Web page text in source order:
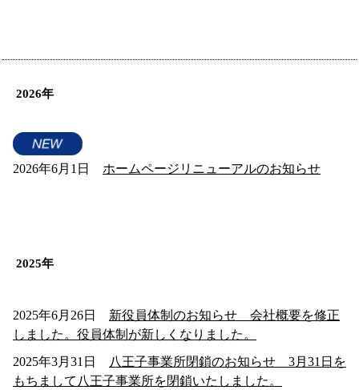
2026年
2026年6月1日 ホームページリニューアルのお知らせ
2025年
2025年6月26日 新役員体制のお知らせ 会社概要を修正
しました。役員体制が新しくなりました。
2025年3月31日
八王子事業所閉鎖のお知らせ 3月31日を
もちまして八王子事業所を閉鎖いたしました。